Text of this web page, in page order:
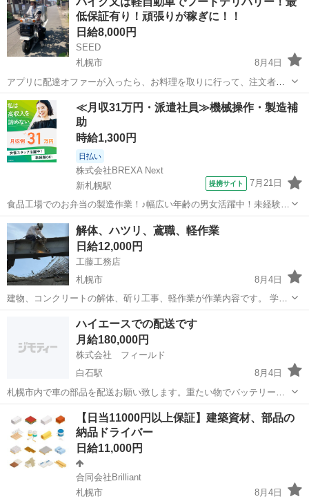
が、9月以降は動きを見て 資格持ち、手元の方も単価を¥2,000...
低保証有り！頑張りが稼ぎに！！
日給8,000円
SEED
札幌市
8月4日
アプリに配達オファーが入ったら、お料理を取りに行って、注文者に
配達をするお仕事です。 現金の取り扱いは有りません。 勤務時間は11
時〜15時と17時~21時の計8時間 ・日給保証¥8000(10件まで)+インセン
ティブ...
北海道 ドライバー 1件
≪月収31万円・派遣社員≫機械操作・製造補
助
時給1,300円
日払い
株式会社BREXA Next
新札幌駅
提携サイト 7月21日
食品工場でのお弁当の製造作業！♪幅広い年齢の男女活躍中！未経験活
躍中♪日払い制度あり◎働きやすい空調完備♪車・バイク・自転車通勤
可！安心の社会保険完備！駅から無料送迎あり◎《北海道札幌市厚別
区》 人気の工場のお仕事 【お弁...
北海道 札幌市 新札幌駅 その他
解体、ハツリ、鳶職、軽作業
日給12,000円
工藤工務店
札幌市
8月4日
建物、コンクリートの解体、斫り工事、軽作業が作業内容です。 学生
さんの短期バイトも可能です。 未経験者の方は10000円スタートで
す。 斫り解体の職人さんは12000円〜です。 道具全支給、半年雇用後
有給休暇、送迎もできます...
その他 ハツリ
ハイエースでの配送です
月給180,000円
株式会社 フィールド
白石駅
8月4日
札幌市内で車の部品を配送お願い致します。重たい物でバッテリー位
です 決まった企業さんへの配送なので、不在はありません 女性も
活躍中です 一緒に頑張りましょうm(__)m
白石駅 配送 バッテリー
【日当11000円以上保証】建築資材、部品の
納品ドライバー
日給11,000円
合同会社Brilliant
札幌市
8月4日